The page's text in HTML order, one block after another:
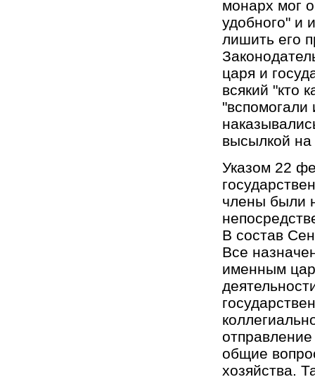
монарх мог
удобного" и
лишить его
царя и
всякий "кто
"вспомогали
высылкой на
Указом 22
члены были
В состав
Все
именным
общие
хозяйства.